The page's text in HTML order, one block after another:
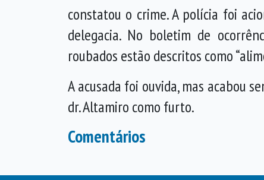
constatou o crime. A polícia foi
delegacia. No boletim de
roubados estão descritos como
A acusada foi ouvida, mas acabou
dr. Altamiro como furto.
Comentários